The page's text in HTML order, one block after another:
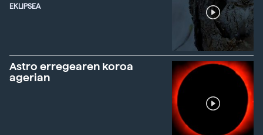
EKLIPSEA
Astro erregearen koroa
agerian